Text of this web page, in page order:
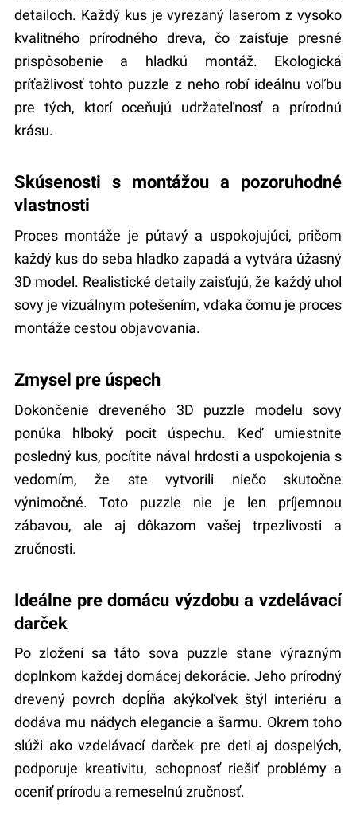
detailoch. Každý kus je vyrezaný laserom z vysoko
kvalitného prírodného dreva, čo zaisťuje presné
prispôsobenie a hladkú montáž. Ekologická
príťažlivosť tohto puzzle z neho robí ideálnu voľbu
pre tých, ktorí oceňujú udržateľnosť a prírodnú
krásu.
Skúsenosti s montážou a pozoruhodné
vlastnosti
Proces montáže je pútavý a uspokojujúci, pričom
každý kus do seba hladko zapadá a vytvára úžasný
3D model. Realistické detaily zaisťujú, že každý uhol
sovy je vizuálnym potešením, vďaka čomu je proces
montáže cestou objavovania.
Zmysel pre úspech
Dokončenie dreveného 3D puzzle modelu sovy
ponúka hlboký pocit úspechu. Keď umiestnite
posledný kus, pocítite nával hrdosti a uspokojenia s
vedomím, že ste vytvorili niečo skutočne
výnimočné. Toto puzzle nie je len príjemnou
zábavou, ale aj dôkazom vašej trpezlivosti a
zručnosti.
Ideálne pre domácu výzdobu a vzdelávací
darček
Po zložení sa táto sova puzzle stane výrazným
doplnkom každej domácej dekorácie. Jeho prírodný
drevený povrch dopĺňa akýkoľvek štýl interiéru a
dodáva mu nádych elegancie a šarmu. Okrem toho
slúži ako vzdelávací darček pre deti aj dospelých,
podporuje kreativitu, schopnosť riešiť problémy a
oceniť prírodu a remeselnú zručnosť.